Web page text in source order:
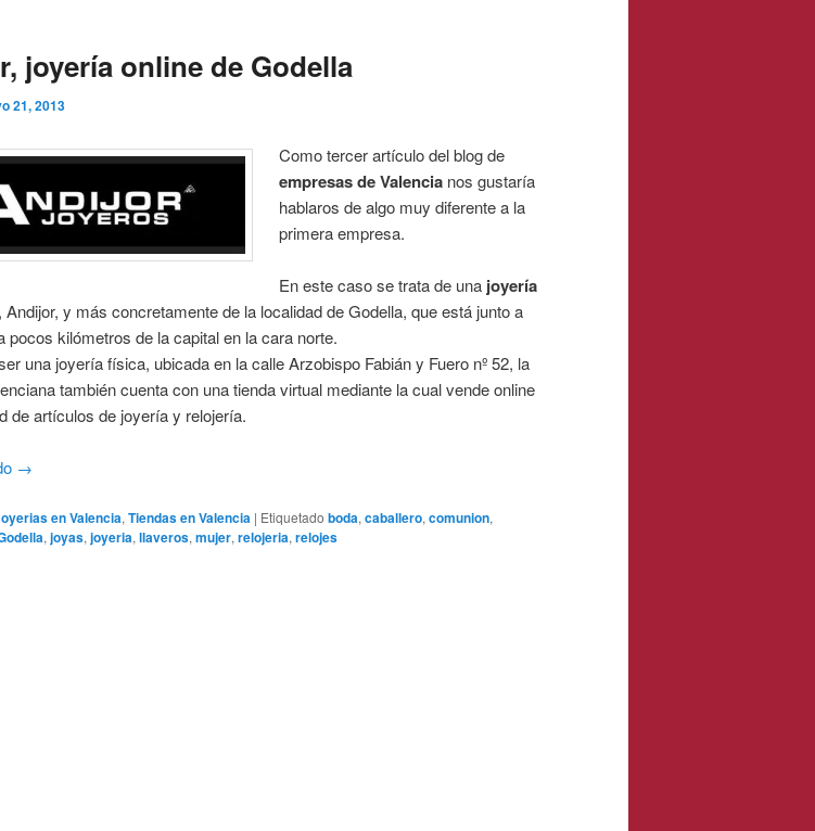
joyería online de Godella
21, 2013
Como tercer artículo del blog de
empresas de Valencia nos gustaría
hablaros de algo muy diferente a la
primera empresa.
En este caso se trata de una joyería
, Andijor, y más concretamente de la localidad de Godella, que está junto a
pocos kilómetros de la capital en la cara norte.
una joyería física, ubicada en la calle Arzobispo Fabián y Fuero nº 52, la
también cuenta con una tienda virtual mediante la cual vende online
de artículos de joyería y relojería.
→
en Valencia, Tiendas en Valencia | Etiquetado boda, caballero, comunion,
, joyas, joyeria, llaveros, mujer, relojeria, relojes